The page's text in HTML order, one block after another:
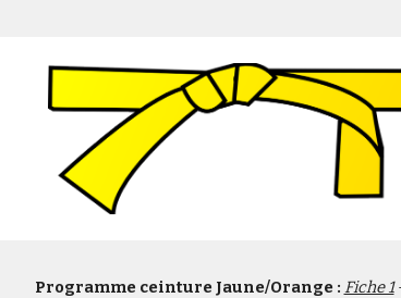
Programme ceinture Jaune/Orange : Fiche 1